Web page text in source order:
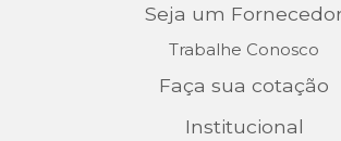
Seja um
Trabalhe Conosco
Faça sua cotação
Institucional